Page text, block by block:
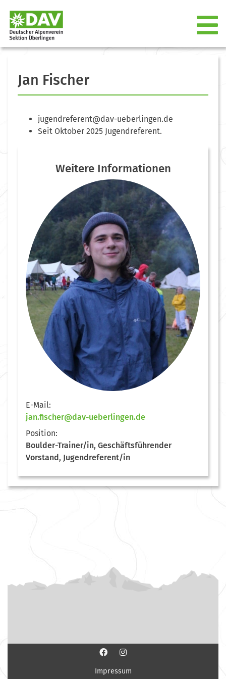
Jan Fischer
jugendreferent@dav-ueberlingen.de
Seit Oktober 2025 Jugendreferent.
Weitere Informationen
E-Mail:
jan.fischer@dav-ueberlingen.de
Position:
Boulder-Trainer/in, Geschäftsführender
Vorstand, Jugendreferent/in
Impressum